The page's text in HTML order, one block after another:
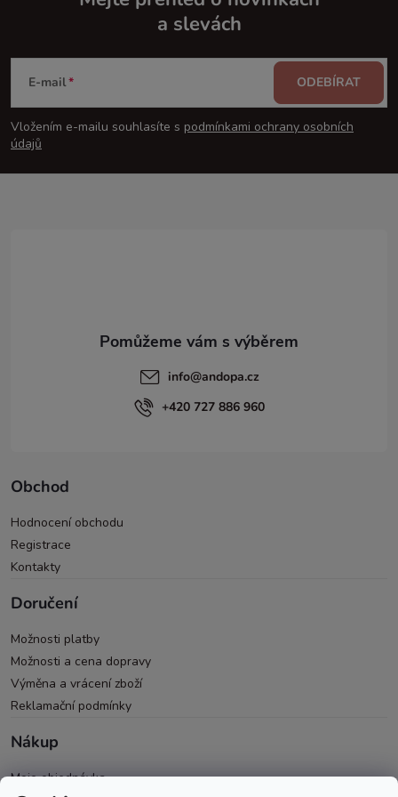
p
a
a slevách
E-mail
Vložením e-mailu souhlasíte s podmínkami ochrany osobních
údajů
ODEBÍRAT
info@andopa.cz
+420 727 886 960
Obchod
Hodnocení obchodu
Registrace
Kontakty
Doručení
Možnosti platby
Možnosti a cena dopravy
Výměna a vrácení zboží
Reklamační podmínky
Nákup
Moje objednávka